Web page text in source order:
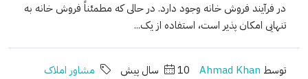
در فرآیند فروش خانه وجود دارد. در حالی که مطمئناً فروش خانه به
تنهایی امکان پذیر است، استفاده از یک...
توسط Ahmad Khan 10 سال پیش
مشاور املاک